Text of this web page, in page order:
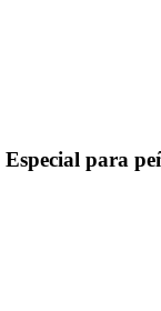
Especial para